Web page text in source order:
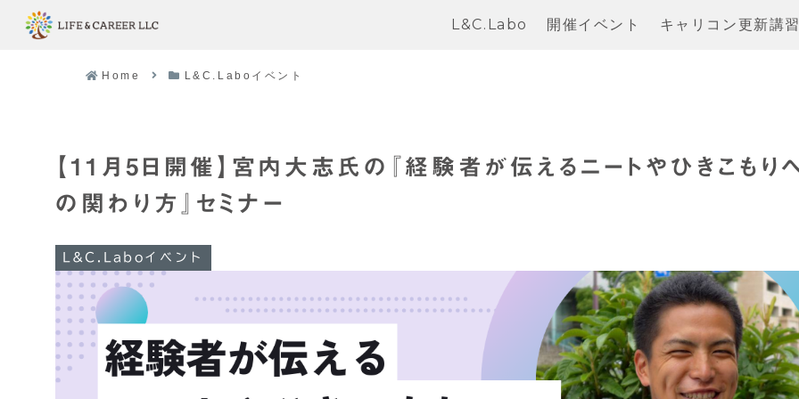
L&C.Labo 開催イベント キャリコン更新講
Home L&C.Laboイベント
【11月5日開催】宮内大志氏の『経験者が伝えるニートやひきこもり
の関わり方』セミナー
L&C.Laboイベント